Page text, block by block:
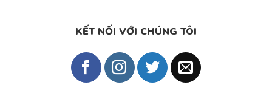
KẾT NỐI VỚI CHÚNG TÔI